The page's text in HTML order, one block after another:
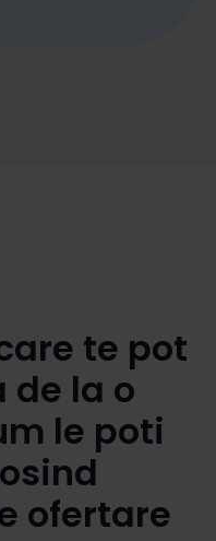
te pot
de la o
le poti
ofertare